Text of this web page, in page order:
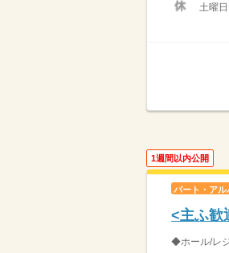
土曜
1週間以内公開
パート・アル
<主ふ歓
◆ホール/レ